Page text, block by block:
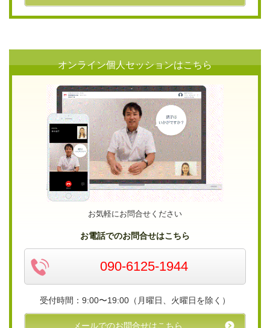
オンライン個人セッションはこちら
お気軽にお問合せください
お電話でのお問合せはこちら
090-6125-1944
受付時間：9:00〜19:00（月曜日、火曜日を除く）
メールでのお問合せはこちら